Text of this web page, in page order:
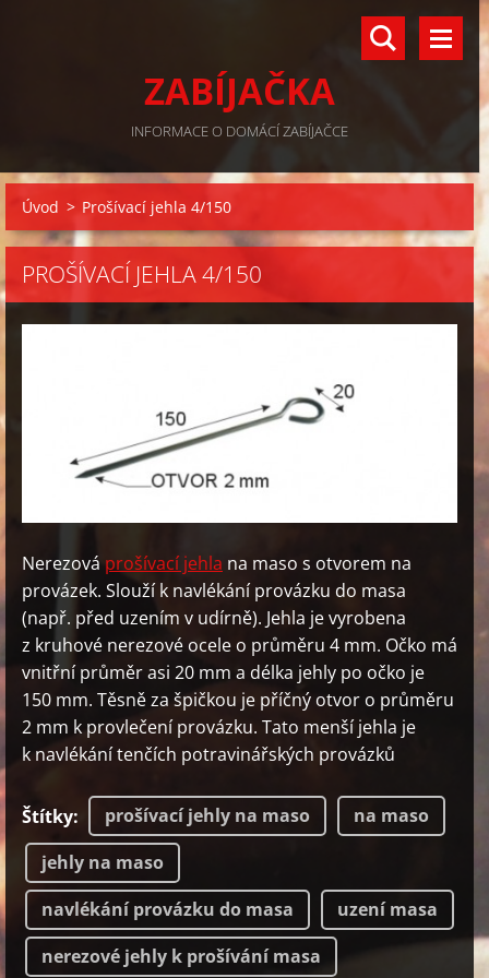
ZABÍJAČKA
INFORMACE O DOMÁCÍ ZABÍJAČCE
Úvod > Prošívací jehla 4/150
PROŠÍVACÍ JEHLA 4/150
Nerezováprošívací jehla na maso s otvorem na
provázek. Slouží k navlékání provázku do masa
(např. před uzením v udírně). Jehla je vyrobena
z kruhové nerezové ocele o průměru 4 mm. Očko má
vnitřní průměr asi 20 mm a délka jehly po očko je
150 mm. Těsně za špičkou je příčný otvor o průměru
2 mm k provlečení provázku. Tato menší jehla je
k navlékání tenčích potravinářských provázků
Štítky: prošívací jehly na maso
na maso
jehly na maso
navlékání provázku do masa
uzení masa
nerezové jehly k prošívání masa